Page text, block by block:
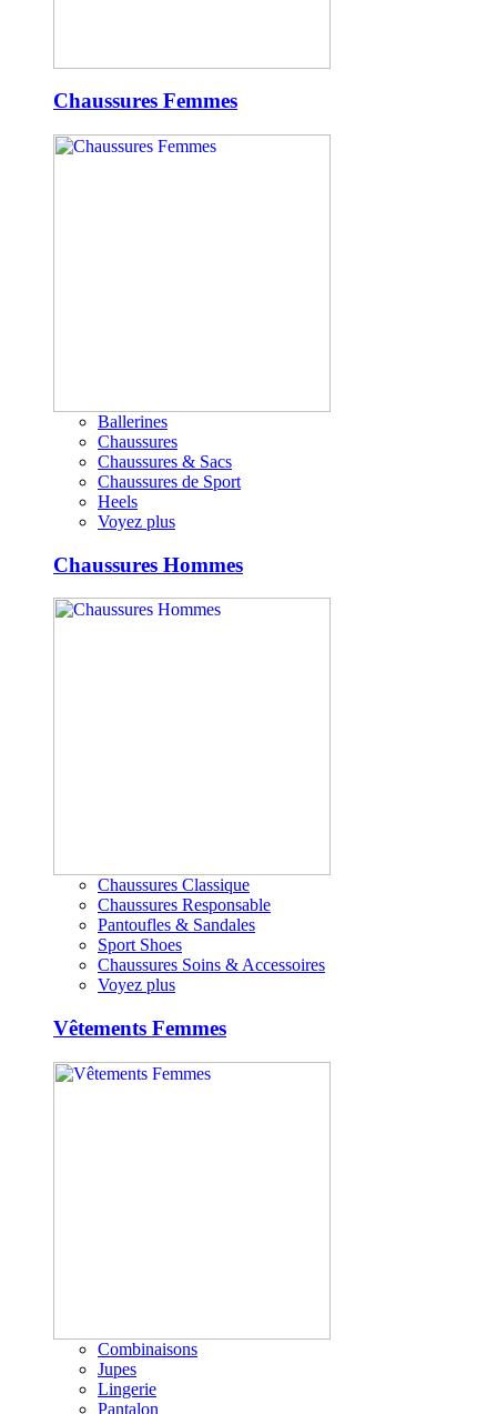
Chaussures Femmes
Ballerines
Chaussures
Chaussures & Sacs
Chaussures de Sport
Heels
Voyez plus
Chaussures Hommes
Chaussures Classique
Chaussures Responsable
Pantoufles & Sandales
Sport Shoes
Chaussures Soins & Accessoires
Voyez plus
Vêtements Femmes
Combinaisons
Jupes
Lingerie
Pantalon